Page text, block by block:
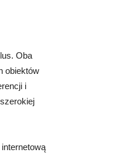
Oba
obiektów
i